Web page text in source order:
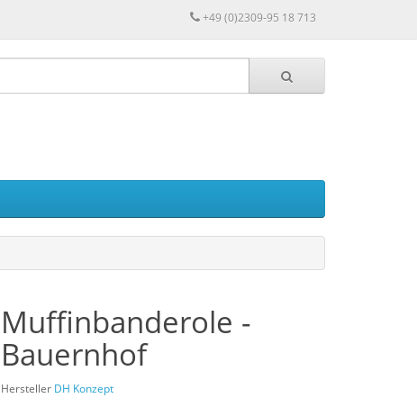
+49 (0)2309-95 18 713
Muffinbanderole -
Bauernhof
Hersteller DH Konzept